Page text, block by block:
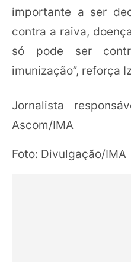
importante a ser
contra a raiva,
só pode ser
imunização”, reforça
Jornalista
Ascom/IMA
Foto: Divulgação/IMA